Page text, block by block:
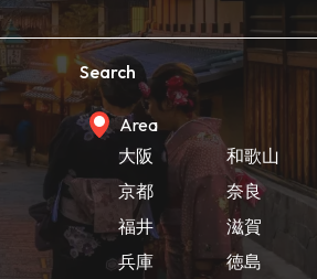
Search
Area
大阪
京都
福井
兵庫
和歌山
奈良
滋賀
徳島